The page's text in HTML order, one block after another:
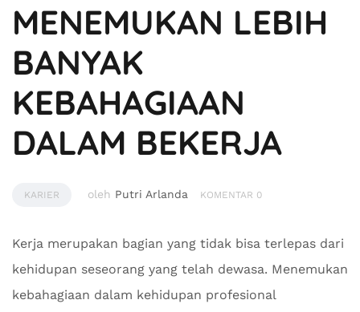
MENEMUKAN LEBIH
BANYAK
KEBAHAGIAAN
DALAM BEKERJA
KARIER oleh Putri Arlanda KOMENTAR 0
Kerja merupakan bagian yang tidak bisa terlepas dari
kehidupan seseorang yang telah dewasa. Menemukan
kebahagiaan dalam kehidupan profesional